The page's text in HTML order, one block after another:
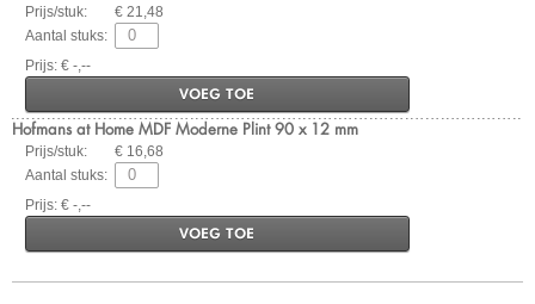
Prijs/stuk:
€ 21,48
Aantal stuks:
Prijs: € -,--
VOEG TOE
Hofmans at Home MDF Moderne Plint 90 x 12 mm
Prijs/stuk:
€ 16,68
Aantal stuks:
Prijs: € -,--
VOEG TOE